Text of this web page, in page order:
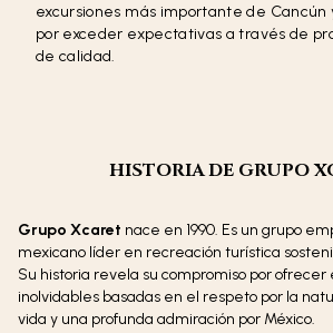
excursiones más importante de Cancún
por exceder expectativas a través de
de calidad.
HISTORIA DE GRUPO
Grupo Xcaret nace en 1990. Es un grupo
mexicano líder en recreación turística
Su historia revela su compromiso por
inolvidables basadas en el respeto por la
vida y una profunda admiración por México.